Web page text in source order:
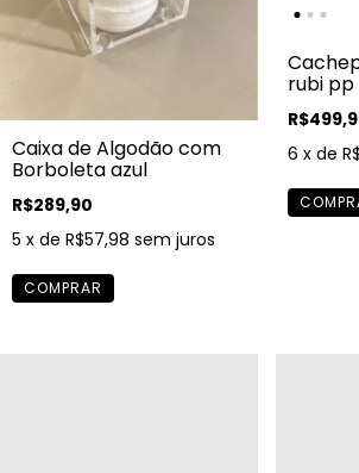
Caixa de Algodão com
Borboleta azul
R$289,90
5 x de R$57,98 sem juros
rubi pp
6 x de